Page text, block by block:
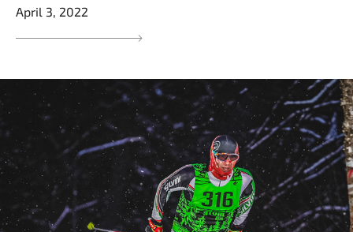
April 3, 2022